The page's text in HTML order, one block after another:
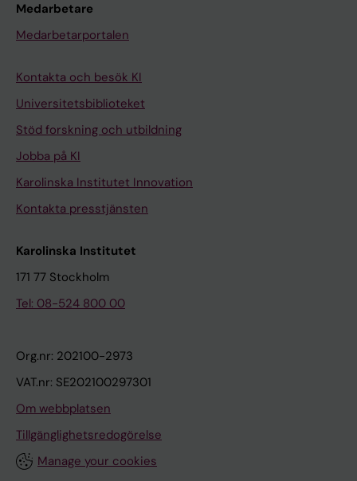
Medarbetare
Medarbetarportalen
Kontakta och besök KI
Universitetsbiblioteket
Stöd forskning och utbildning
Jobba på KI
Karolinska Institutet Innovation
Kontakta presstjänsten
Karolinska Institutet
171 77 Stockholm
Tel: 08-524 800 00
Org.nr: 202100-2973
VAT.nr: SE202100297301
Om webbplatsen
Tillgänglighetsredogörelse
Manage your cookies